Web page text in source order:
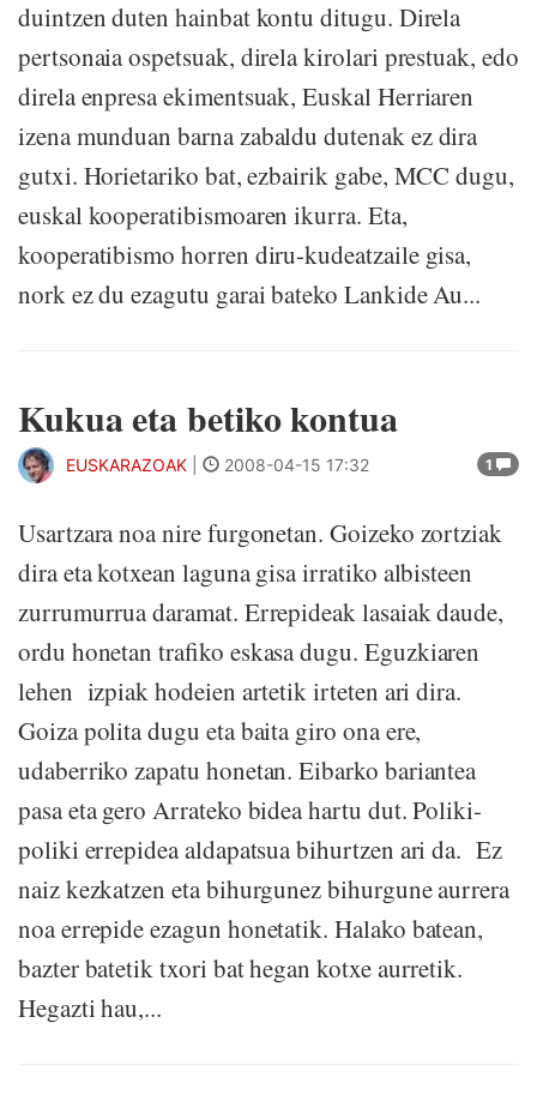
duintzen duten hainbat kontu ditugu. Direla
pertsonaia ospetsuak, direla kirolari prestuak, edo
direla enpresa ekimentsuak, Euskal Herriaren
izena munduan barna zabaldu dutenak ez dira
gutxi. Horietariko bat, ezbairik gabe, MCC dugu,
euskal kooperatibismoaren ikurra. Eta,
kooperatibismo horren diru-kudeatzaile gisa,
nork ez du ezagutu garai bateko Lankide Au...
Kukua eta betiko kontua
1
EUSKARAZOAK 2008-04-15 17:32
Usartzara noa nire furgonetan. Goizeko zortziak
dira eta kotxean laguna gisa irratiko albisteen
zurrumurrua daramat. Errepideak lasaiak daude,
ordu honetan trafiko eskasa dugu. Eguzkiaren
lehen izpiak hodeien artetik irteten ari dira.
Goiza polita dugu eta baita giro ona ere,
udaberriko zapatu honetan. Eibarko bariantea
pasa eta gero Arrateko bidea hartu dut. Poliki-
poliki errepidea aldapatsua bihurtzen ari da. Ez
naiz kezkatzen eta bihurgunez bihurgune aurrera
noa errepide ezagun honetatik. Halako batean,
bazter batetik txori bat hegan kotxe aurretik.
Hegazti hau,...